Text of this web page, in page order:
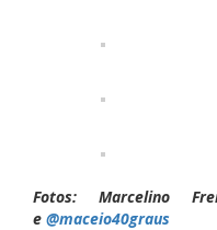
Fotos: Marcelino
e @maceio40graus